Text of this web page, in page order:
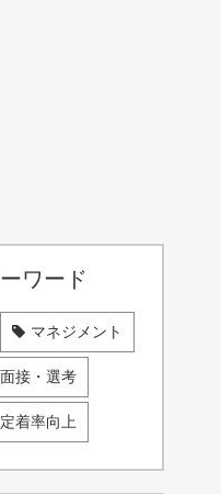
ワード
マネジメント
面接・選考
定着率向上